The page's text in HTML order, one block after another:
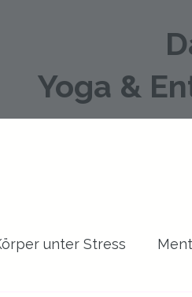
Yoga &
unter Stress